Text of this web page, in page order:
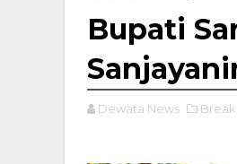
Bupati
Dewata News